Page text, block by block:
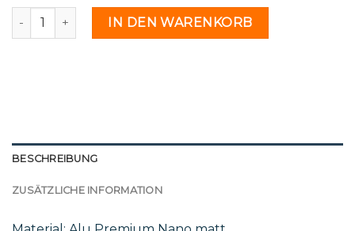
St 82 24 - 2235861 MengeIN DEN WARENKORB
BESCHREIBUNG
ZUSÄTZLICHE INFORMATION